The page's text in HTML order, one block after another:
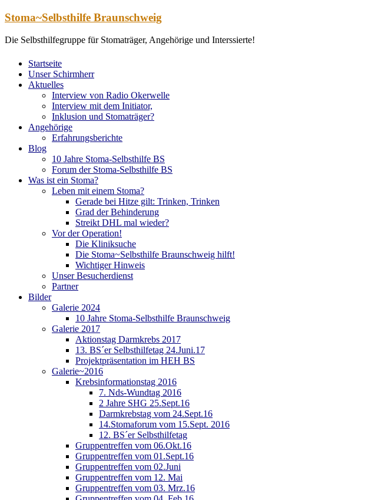
Zum
springen
Stoma~Selbsthilfe Braunschweig
Die Selbsthilfegruppe für Stomaträger, Angehörige und Interssierte!
Startseite
Unser Schirmherr
Aktuelles
Interview von Radio Okerwelle
Interview mit dem Initiator,
Inklusion und Stomaträger?
Angehörige
Erfahrungsberichte
Blog
10 Jahre Stoma-Selbsthilfe BS
Forum der Stoma-Selbsthilfe BS
Was ist ein Stoma?
Leben mit einem Stoma?
Gerade bei Hitze gilt: Trinken, Trinken
Grad der Behinderung
Streikt DHL mal wieder?
Vor der Operation!
Die Kliniksuche
Die Stoma~Selbsthilfe Braunschweig hilft!
Wichtiger Hinweis
Unser Besucherdienst
Partner
Bilder
Galerie 2024
10 Jahre Stoma-Selbsthilfe Braunschweig
Galerie 2017
Aktionstag Darmkrebs 2017
13. BS´er Selbsthilfetag 24.Juni.17
Projektpräsentation im HEH BS
Galerie~2016
Krebsinformationstag 2016
7. Nds-Wundtag 2016
2 Jahre SHG 25.Sept.16
Darmkrebstag vom 24.Sept.16
14.Stomaforum vom 15.Sept. 2016
12. BS´er Selbsthilfetag
Gruppentreffen vom 06.Okt.16
Gruppentreffen vom 01.Sept.16
Gruppentreffen vom 02.Juni
Gruppentreffen vom 12. Mai
Gruppentreffen vom 03. Mrz.16